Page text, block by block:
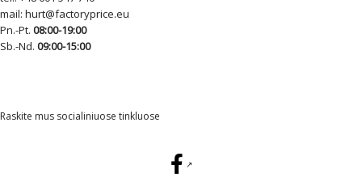
mail: hurt@factoryprice.eu
Pn.-Pt. 08:00-19:00
Sb.-Nd. 09:00-15:00
Raskite mus socialiniuose tinkluose